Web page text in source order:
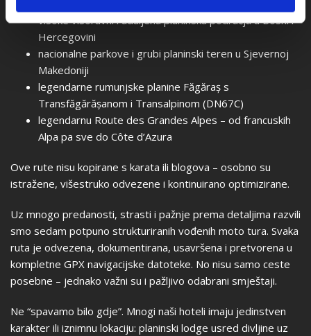
visoke visoravni i udaljena planinska područja u Bosni i
Hercegovini
nacionalne parkove i grubi planinski teren u Sjevernoj
Makedoniji
legendarne rumunjske planine Făgăraș s
Transfăgărășanom i Transalpinom (DN67C)
legendarnu Route des Grandes Alpes – od francuskih
Alpa pa sve do Côte d’Azura
Ove rute nisu kopirane s karata ili blogova – osobno su
istražene, višestruko odvezene i kontinuirano optimizirane.
Uz mnogo predanosti, strasti i pažnje prema detaljima razvili
smo sedam potpuno strukturiranih vođenih moto tura. Svaka
ruta je odvezena, dokumentirana, usavršena i pretvorena u
kompletne GPX navigacijske datoteke. No nisu samo ceste
posebne – jednako važni su i pažljivo odabrani smještaji.
Ne “spavamo bilo gdje”. Mnogi naši hoteli imaju jedinstven
karakter ili iznimnu lokaciju: planinski lodge usred divljine uz